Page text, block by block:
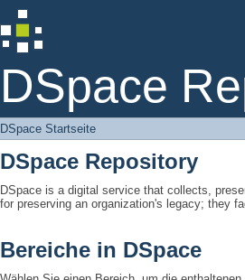
DSpace
DSpace Startseite
DSpace Startseite
DSpace Repository
DSpace is a digital service that collects,
for preserving an organization's legacy; they
Bereiche in DSpace